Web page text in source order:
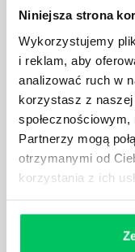
Niniejsza strona
Wykorzystujemy
i reklam, aby
analizować ruch w
korzystasz z
Partnerzy mogą
otrzymanymi od
korzystania z ich
WYMAGANIAMI
MEDYCZNYCH?
W związku z
społeczeństwa
które mają za
dziedziny
będą
wprowadzenie
produktów, które